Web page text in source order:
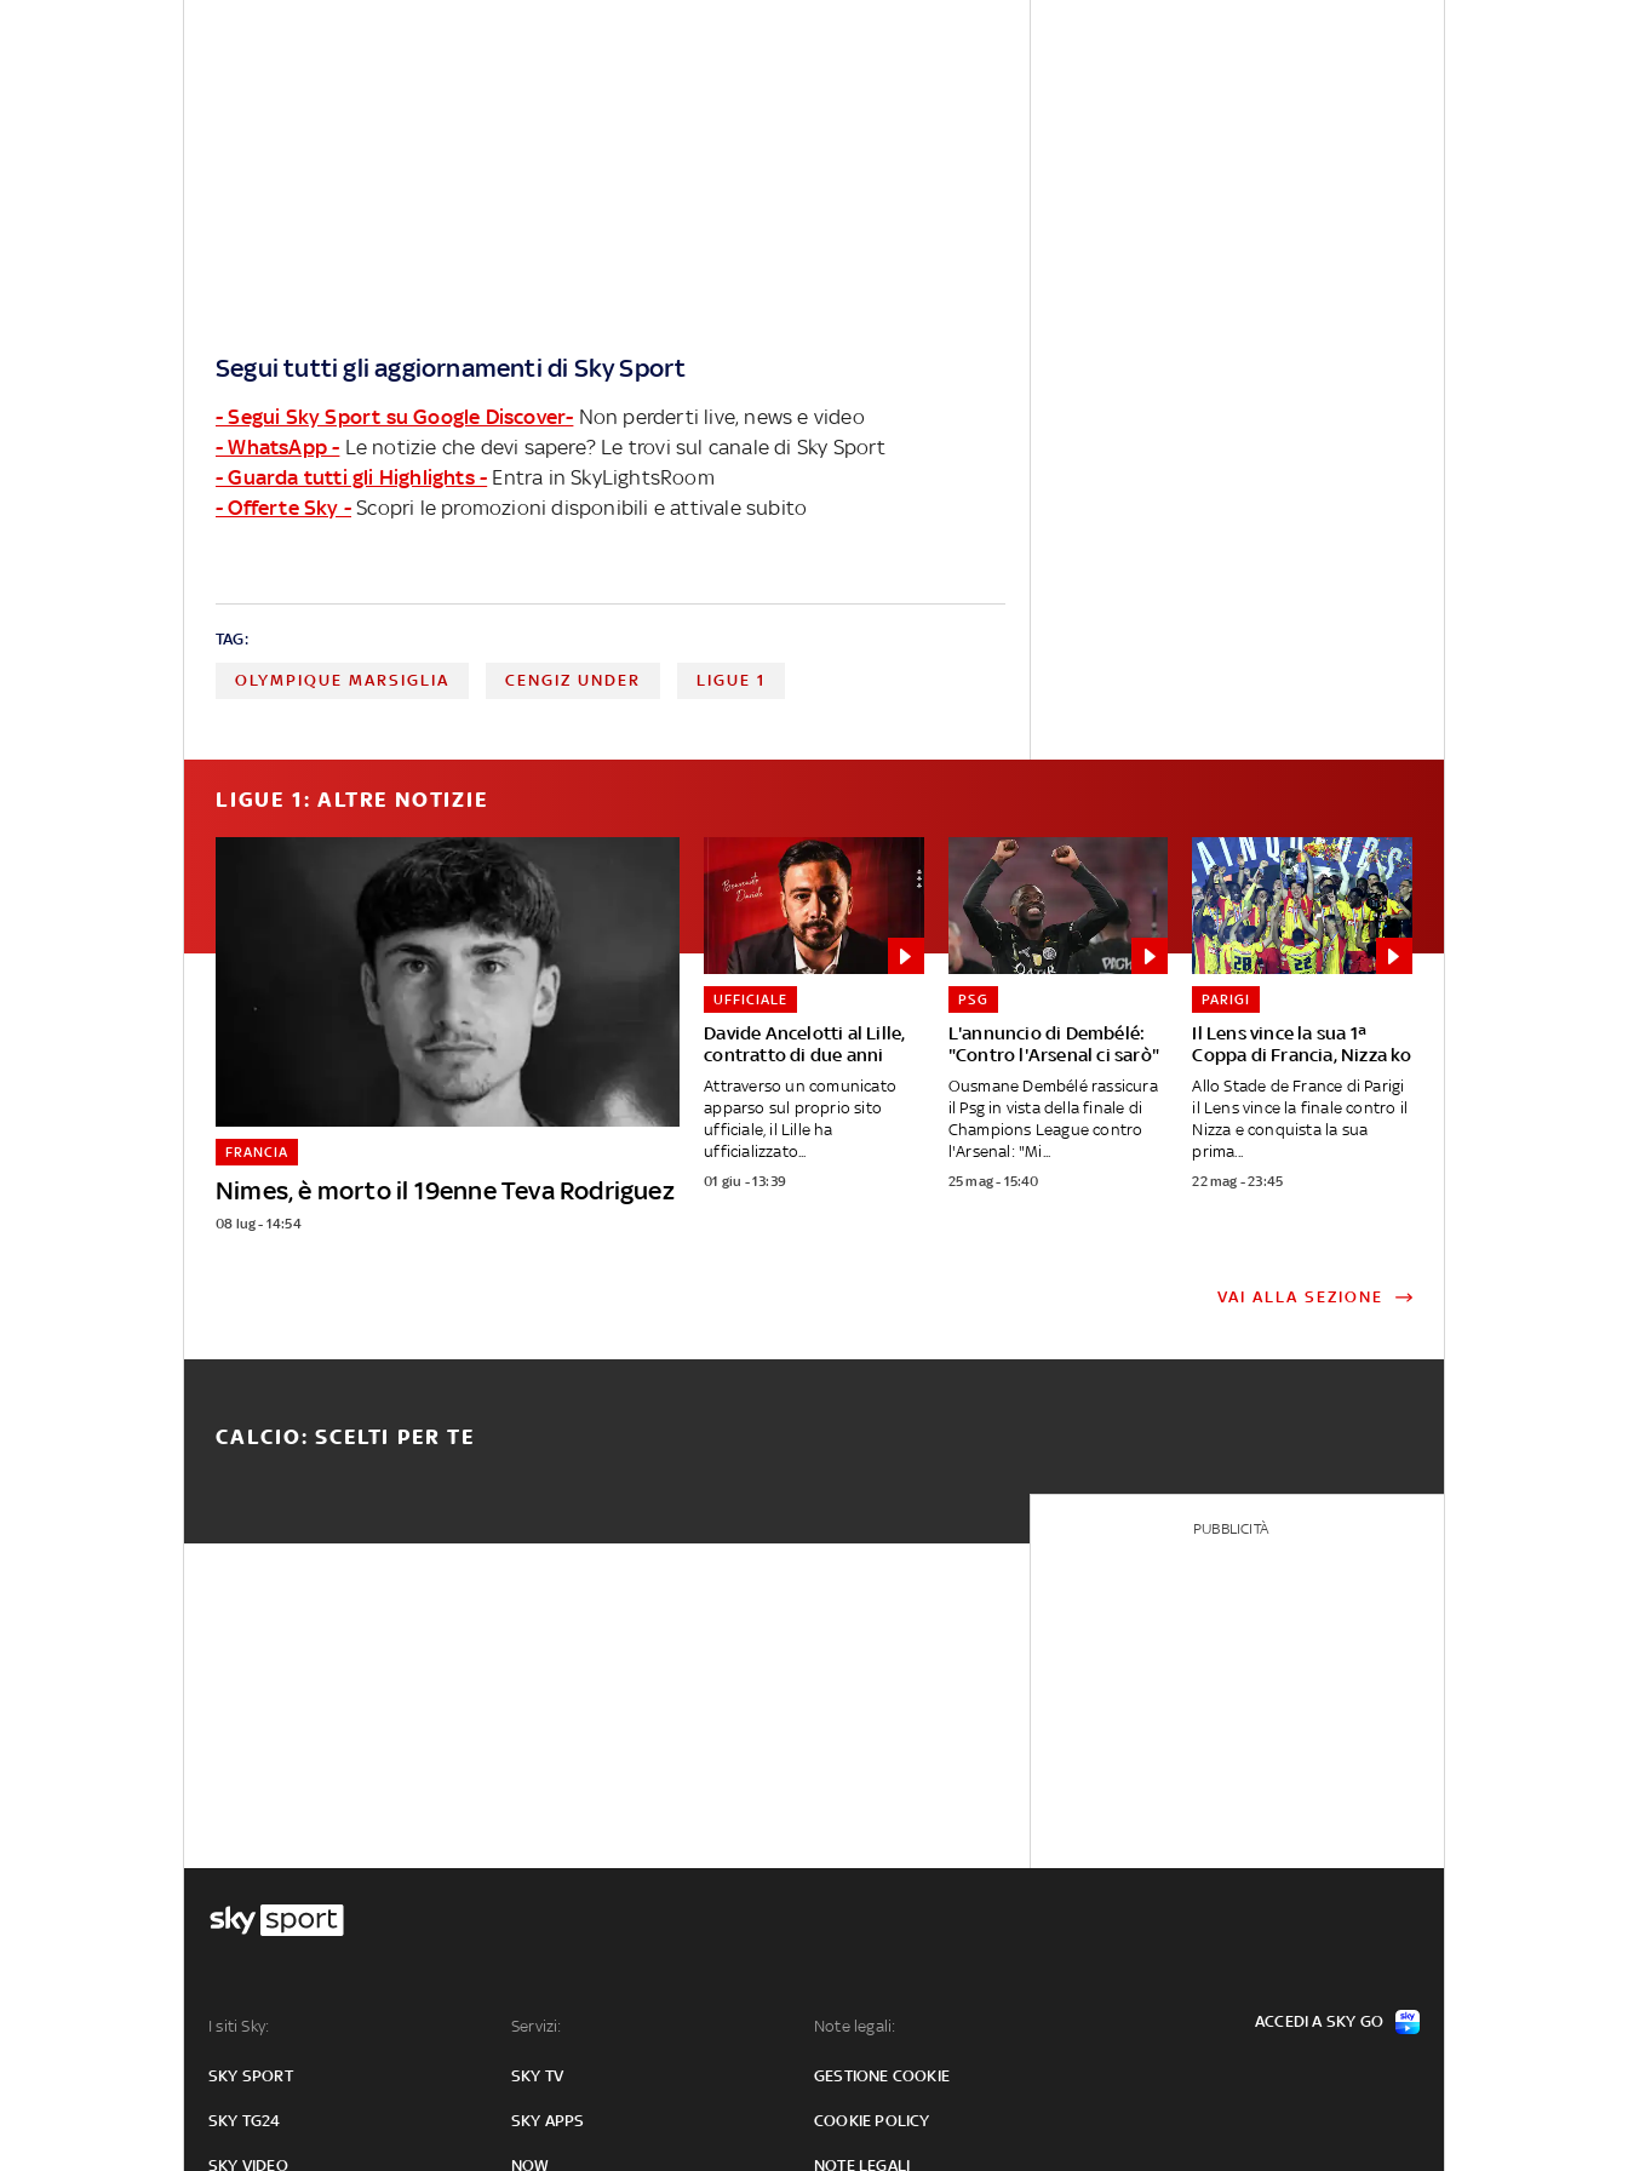
Segui tutti gli aggiornamenti di Sky Sport
- Segui Sky Sport su Google Discover- Non perderti live, news e video
- WhatsApp - Le notizie che devi sapere? Le trovi sul canale di Sky Sport
- Guarda tutti gli Highlights - Entra in SkyLightsRoom
- Offerte Sky - Scopri le promozioni disponibili e attivale subito
TAG:
OLYMPIQUE MARSIGLIA CENGIZ UNDER LIGUE 1
LIGUE 1: ALTRE NOTIZIE
Nimes, è morto il 19enne Teva Rodriguez
FRANCIA
08 lug - 14:54
Davide Ancelotti al Lille,
contratto di due anni
UFFICIALE
Attraverso un comunicato
apparso sul proprio sito
ufficiale, il Lille ha
ufficializzato...
01 giu - 13:39
L'annuncio di Dembélé:
"Contro l'Arsenal ci sarò"
PSG
Ousmane Dembélé rassicura
il Psg in vista della finale di
Champions League contro
l'Arsenal: "Mi...
25 mag - 15:40
Il Lens vince la sua 1ª
Coppa di Francia, Nizza ko
PARIGI
Allo Stade de France di Parigi
il Lens vince la finale contro il
Nizza e conquista la sua
prima...
22 mag - 23:45
VAI ALLA SEZIONE
CALCIO: SCELTI PER TE
PUBBLICITÀ
I siti Sky:
SKY SPORT
SKY TG24
SKY VIDEO
Servizi:
SKY TV
SKY APPS
NOW
Note legali:
GESTIONE COOKIE
COOKIE POLICY
NOTE LEGALI
ACCEDI A SKY GO